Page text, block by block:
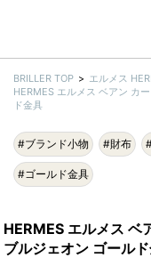
BRILLER TOP
エルメス
HERMES エルメス ベアン カ
ド金具
#ブランド小物 #財布
#ゴールド金具
HERMES エルメス ベ
ブルジェオン ゴール